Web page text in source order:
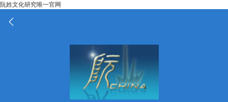
阮姓文化研究唯一官网